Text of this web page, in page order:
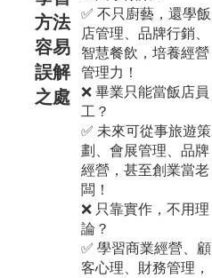
方法
容易
誤解
之處
✅ 不只廚藝，還學飯
店管理、品牌行銷、
智慧餐飲，培養經營
管理力！
❌ 畢業只能當飯店員
工？
✅ 未來可從事旅遊策
劃、會展管理、品牌
經營，甚至創業當老
闆！
❌ 只靠實作，不用理
論？
✅ 學習商業經營、顧
客心理、財務管理，